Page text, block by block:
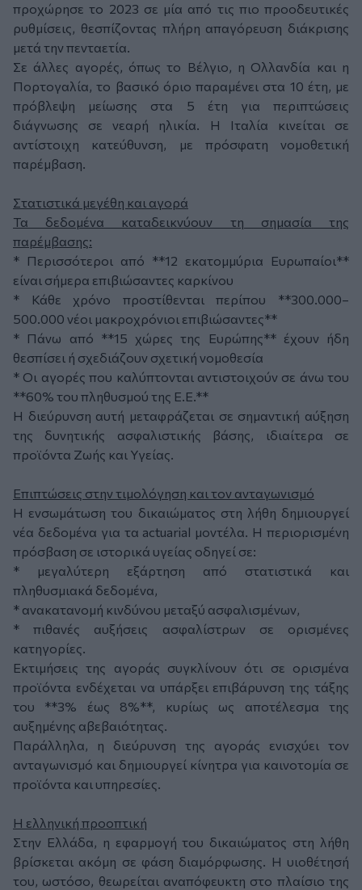
προχώρησε το 2023 σε μία από τις πιο προοδευτικές
ρυθμίσεις, θεσπίζοντας πλήρη απαγόρευση διάκρισης
μετά την πενταετία.
Σε άλλες αγορές, όπως το Βέλγιο, η Ολλανδία και η
Πορτογαλία, το βασικό όριο παραμένει στα 10 έτη, με
πρόβλεψη μείωσης στα 5 έτη για περιπτώσεις
διάγνωσης σε νεαρή ηλικία. Η Ιταλία κινείται σε
αντίστοιχη κατεύθυνση, με πρόσφατη νομοθετική
παρέμβαση.
Στατιστικά μεγέθη και αγορά
Τα δεδομένα καταδεικνύουν τη σημασία της
παρέμβασης:
* Περισσότεροι από **12 εκατομμύρια Ευρωπαίοι**
είναι σήμερα επιβιώσαντες καρκίνου
* Κάθε χρόνο προστίθενται περίπου **300.000–
500.000 νέοι μακροχρόνιοι επιβιώσαντες**
* Πάνω από **15 χώρες της Ευρώπης** έχουν ήδη
θεσπίσει ή σχεδιάζουν σχετική νομοθεσία
* Οι αγορές που καλύπτονται αντιστοιχούν σε άνω του
**60% του πληθυσμού της Ε.Ε.**
Η διεύρυνση αυτή μεταφράζεται σε σημαντική αύξηση
της δυνητικής ασφαλιστικής βάσης, ιδιαίτερα σε
προϊόντα Ζωής και Υγείας.
Επιπτώσεις στην τιμολόγηση και τον ανταγωνισμό
Η ενσωμάτωση του δικαιώματος στη λήθη δημιουργεί
νέα δεδομένα για τα actuarial μοντέλα. Η περιορισμένη
πρόσβαση σε ιστορικά υγείας οδηγεί σε:
* μεγαλύτερη εξάρτηση από στατιστικά και
πληθυσμιακά δεδομένα,
* ανακατανομή κινδύνου μεταξύ ασφαλισμένων,
* πιθανές αυξήσεις ασφαλίστρων σε ορισμένες
κατηγορίες.
Εκτιμήσεις της αγοράς συγκλίνουν ότι σε ορισμένα
προϊόντα ενδέχεται να υπάρξει επιβάρυνση της τάξης
του **3% έως 8%**, κυρίως ως αποτέλεσμα της
αυξημένης αβεβαιότητας.
Παράλληλα, η διεύρυνση της αγοράς ενισχύει τον
ανταγωνισμό και δημιουργεί κίνητρα για καινοτομία σε
προϊόντα και υπηρεσίες.
Η ελληνική προοπτική
Στην Ελλάδα, η εφαρμογή του δικαιώματος στη λήθη
βρίσκεται ακόμη σε φάση διαμόρφωσης. Η υιοθέτησή
του, ωστόσο, θεωρείται αναπόφευκτη στο πλαίσιο της